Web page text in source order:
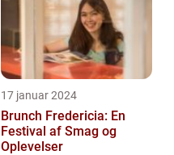
17 januar 2024
Brunch Fredericia: En
Festival af Smag og
Oplevelser